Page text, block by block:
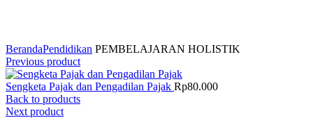
BerandaPendidikan PEMBELAJARAN HOLISTIK
Previous product
Sengketa Pajak dan Pengadilan Pajak Rp80.000
Back to products
Next product